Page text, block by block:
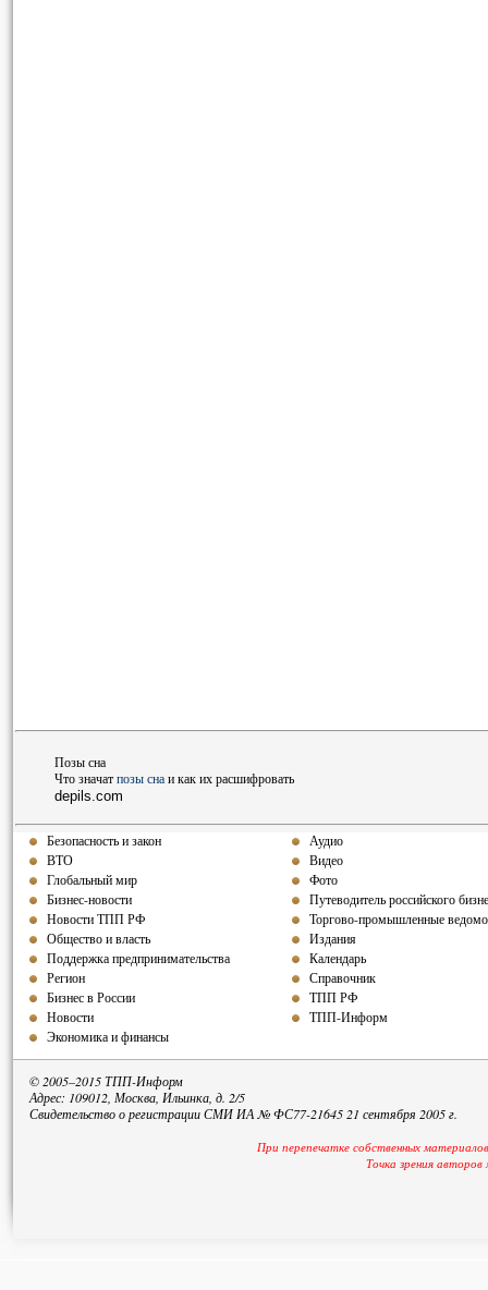
Позы сна
Что значатпозы снаи как их расшифровать
depils.com
Безопасность и закон
ВТО
Глобальный мир
Бизнес-новости
Новости ТПП РФ
Общество и власть
Поддержка предпринимательства
Регион
Бизнес в России
Новости
Экономика и финансы
Аудио
Видео
Фото
Путеводитель российского
Торгово-промышленные
Издания
Календарь
Справочник
ТПП РФ
ТПП-Информ
© 2005–2015 ТПП-Информ
Адрес: 109012, Москва, Ильинка, д. 2/5
Свидетельство о регистрации СМИ ИА № ФС77-21645 21 сентября 2005 г.
При перепечатке собственных
Точка зрения